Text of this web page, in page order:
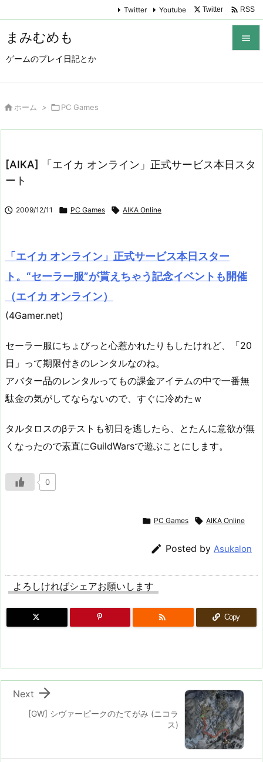
まみむめも
ゲームのプレイ日記とか

次へ
Twitter Youtube Twitter  RSS
 ホーム > PC Games
[AIKA] 「エイカ オンライン」正式サービス本日スタ
ート
 2009/12/11  PC Games  AIKA Online
「エイカ オンライン」正式サービス本日スター
ト。“セーラー服”が貰えちゃう記念イベントも開催
（エイカ オンライン）
(4Gamer.net)
セーラー服にちょびっと心惹かれたりもしたけれど、「20
日」って期限付きのレンタルなのね。
アバター品のレンタルってもの課金アイテムの中で一番無
駄金の気がしてならないので、すぐに冷めたｗ
タルタロスのβテストも初日を逃したら、とたんに意欲が無
くなったので素直にGuildWarsで遊ぶことにします。
0
 PC Games  AIKA Online
 Posted by Asukalon
よろしければシェアお願いします
 Copy
[GW] シヴァーピークのたてがみ (ニコラ
ス)

Next